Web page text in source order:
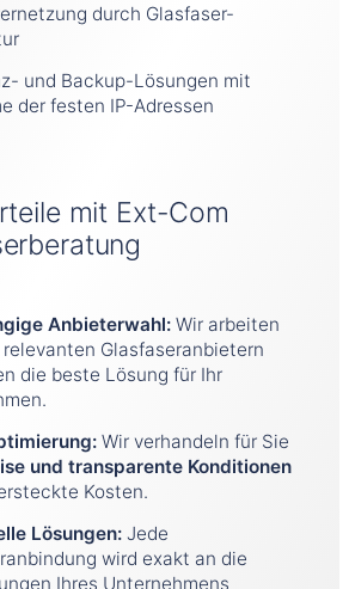
durch Glasfaser-
und Backup-Lösungen mit
der festen IP-Adressen
mit Ext-Com
Anbieterwahl:Wir arbeiten
Glasfaseranbietern
die beste Lösung für Ihr
Wir verhandeln für Sie
und transparente Konditionen
Kosten.
Lösungen:Jede
wird exakt an die
Ihres Unternehmens